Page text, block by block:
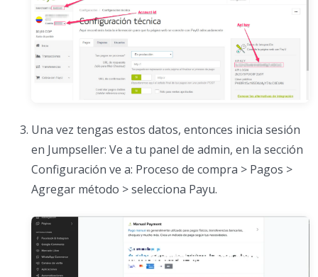
Una vez tengas estos datos, entonces inicia sesión
en Jumpseller: Ve a tu panel de admin, en la sección
Configuración ve a: Proceso de compra > Pagos >
Agregar método > selecciona Payu.